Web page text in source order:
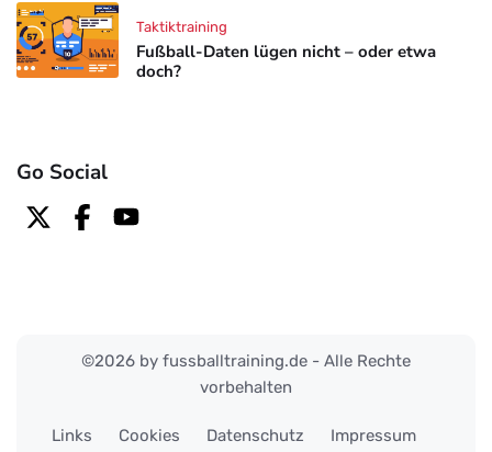
Fußball-Daten lügen nicht – oder etwa
doch?
Taktiktraining
Go Social
©2026 by fussballtraining.de - Alle Rechte
vorbehalten
Links Cookies Datenschutz Impressum